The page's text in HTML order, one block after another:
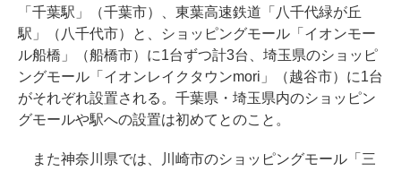
「千葉駅」（千葉市）、東葉高速鉄道「八千代緑が丘
駅」（八千代市）と、ショッピングモール「イオンモー
ル船橋」（船橋市）に1台ずつ計3台、埼玉県のショッピ
ングモール「イオンレイクタウンmori」（越谷市）に1台
がそれぞれ設置される。千葉県・埼玉県内のショッピン
グモールや駅への設置は初めてとのこと。
また神奈川県では、川崎市のショッピングモール「三